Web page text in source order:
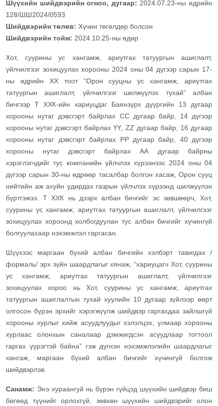
Шүүхийн шийдвэрийн огноо, дугаар:2024.07.23-ны өдрийн
128/ШШ2024/0593
Шийдвэрийн төлөв: Хүчин төгөлдөр болсон
Шийдвэрийн тойм: 2024.10.25-ны өдөр
Хот, суурины ус хангамж, ариутгах татуургын ашиглалт,
үйлчилгээг зохицуулах хорооны 2024 оны 04 дүгээр сарын 17-
ны өдрийн ХХ тоот “Орон сууцны ус хангамж, ариутгах
татуургын ашиглалт, үйлчилгээг шилжүүлэх тухай” албан
бичгээр Т ХХК-ийн хариуцдаг Баянзүрх дүүргийн 13 дугаар
хорооны нутаг дэвсгэрт байрлах СС дугаар байр, 14 дүгээр
хорооны нутаг дэвсгэрт байрлах ҮҮ, ZZ дугаар байр, 16 дугаар
хорооны нутаг дэвсгэрт байрлах PP дугаар байр, 40 дүгээр
хорооны нутаг дэвсгэрт байрлах АА дугаар байрны
хэрэглэгчдийг тус компанийн үйлчлэх хүрээнээс 2024 оны 04
дүгээр сарын 30-ны өдрөөр тасалбар болгон хасаж, Орон сууц
нийтийн аж ахуйн удирдах газрын үйлчлэх хүрээнд шилжүүлэн
бүртгэжээ.Т ХХК нь дээрх албан бичгийг эс зөвшөөрч, Хот,
суурины ус хангамж, ариутгах татуургын ашиглалт, үйлчилгээг
зохицуулах хороонд холбогдуулан тус албан бичгийг хүчингүй
болгуулахаар нэхэмжлэл гаргасан.
Шүүхээс маргаан бүхий албан бичгийн хэлбэрт тавигдах /
формаль/ эрх зүйн шаардлагыг хянаж, “хариуцагч Хот, суурины
ус хангамж, ариутгах татуургын ашиглалт, үйлчилгээг
зохицуулах хороо нь Хот, суурины ус хангамж, ариутгах
татуургын ашиглалтын тухай хуулийн 10 дугаар зүйлээр өөрт
олгосон бүрэн эрхийг хэрэгжүүлж шийдвэр гаргахдаа зайлшгүй
хорооны хурлыг хийж асуудлуудыг хэлэлцэх, улмаар хорооны
хурлаас олонхын саналаар дэмжигдсэн асуудлаар тогтоол
гаргах үүрэгтэй байна” гэж дүгнэн нэхэмжлэлийн шаардлагыг
хангаж, маргаан бүхий албан бичгийг хүчингүй болгож
шийдвэрлэв.
Санамж: Энэ хураангуй нь бүрэн гүйцэд шүүхийн шийдвэр биш
бөгөөд түүнийг орлохгүй, зөвхөн шүүхийн шийдвэрийг олон